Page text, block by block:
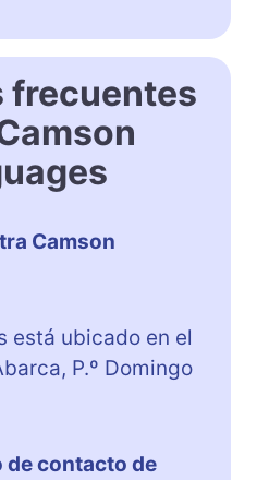
frecuentes
Camson
está ubicado en el
P.º Domingo
de contacto de